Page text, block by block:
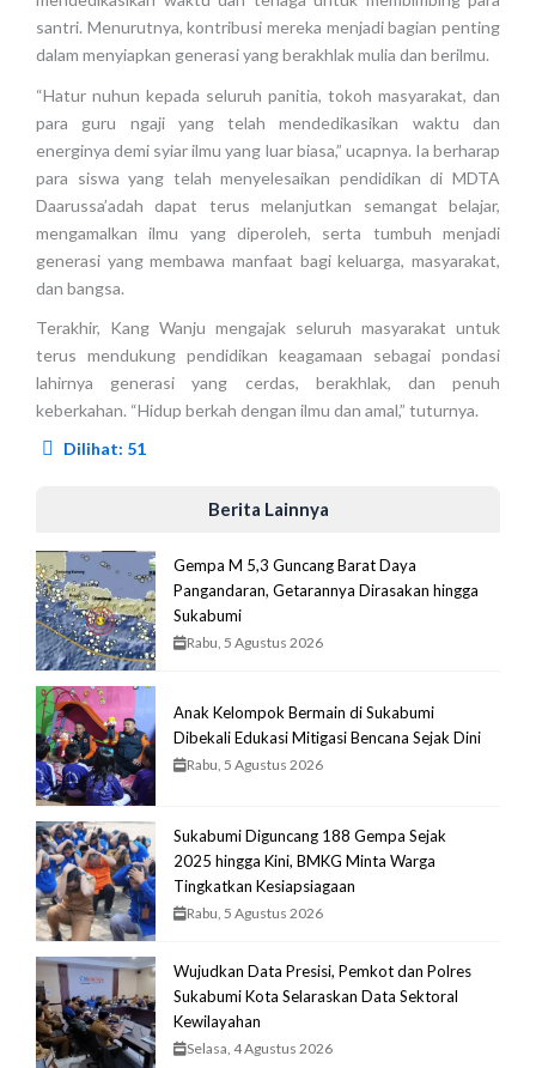
santri. Menurutnya, kontribusi mereka menjadi bagian penting
dalam menyiapkan generasi yang berakhlak mulia dan berilmu.
“Hatur nuhun kepada seluruh panitia, tokoh masyarakat, dan
para guru ngaji yang telah mendedikasikan waktu dan
energinya demi syiar ilmu yang luar biasa,” ucapnya. Ia berharap
para siswa yang telah menyelesaikan pendidikan di MDTA
Daarussa’adah dapat terus melanjutkan semangat belajar,
mengamalkan ilmu yang diperoleh, serta tumbuh menjadi
generasi yang membawa manfaat bagi keluarga, masyarakat,
dan bangsa.
Terakhir, Kang Wanju mengajak seluruh masyarakat untuk
terus mendukung pendidikan keagamaan sebagai pondasi
lahirnya generasi yang cerdas, berakhlak, dan penuh
keberkahan. “Hidup berkah dengan ilmu dan amal,” tuturnya.
Dilihat: 51
Berita Lainnya
Gempa M 5,3 Guncang Barat Daya
Pangandaran, Getarannya Dirasakan hingga
Sukabumi
Rabu, 5 Agustus 2026
Anak Kelompok Bermain di Sukabumi
Dibekali Edukasi Mitigasi Bencana Sejak Dini
Rabu, 5 Agustus 2026
Sukabumi Diguncang 188 Gempa Sejak
2025 hingga Kini, BMKG Minta Warga
Tingkatkan Kesiapsiagaan
Rabu, 5 Agustus 2026
Wujudkan Data Presisi, Pemkot dan Polres
Sukabumi Kota Selaraskan Data Sektoral
Kewilayahan
Selasa, 4 Agustus 2026